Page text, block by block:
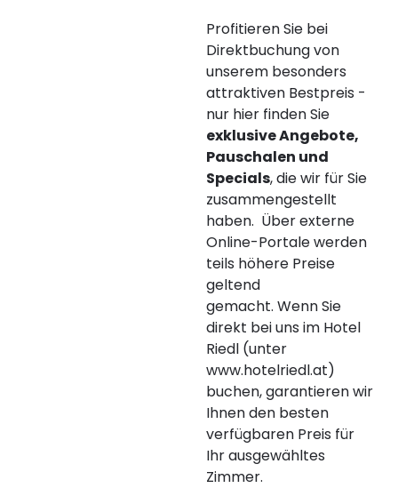
----
Profitieren Sie bei
Direktbuchung von
unserem besonders
attraktiven Bestpreis -
nur hier finden Sie
exklusive Angebote,
Pauschalen und
Specials, die wir für Sie
zusammengestellt
haben. Über externe
Online-Portale werden
teils höhere Preise
geltend
gemacht. Wenn Sie
direkt bei uns im Hotel
Riedl (unter
www.hotelriedl.at)
buchen, garantieren wir
Ihnen den besten
verfügbaren Preis für
Ihr ausgewähltes
Zimmer.